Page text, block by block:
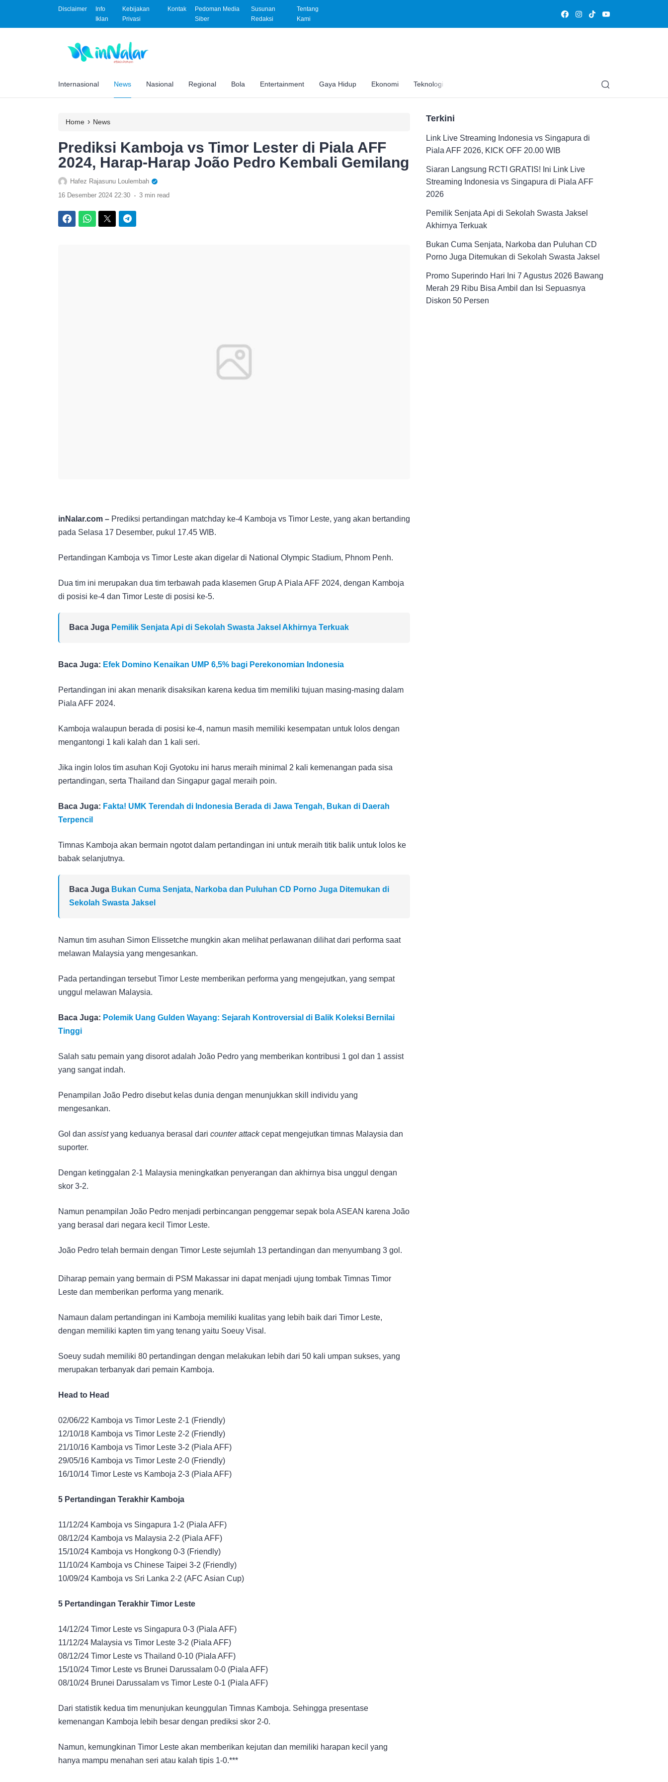
Disclaimer
Info
Iklan
Kebijakan
Privasi
Kontak
Pedoman Media
Siber
Susunan
Redaksi
Tentang
Kami
Internasional News Nasional Regional Bola Entertainment Gaya Hidup Ekonomi Teknologi Edukasi
Home › News
Prediksi Kamboja vs Timor Lester di Piala AFF
2024, Harap-Harap João Pedro Kembali Gemilang
Hafez Rajasunu Loulembah
16 Desember 2024 22:30 . 3 min read
inNalar.com – Prediksi pertandingan matchday ke-4 Kamboja vs Timor Leste, yang akan bertanding
pada Selasa 17 Desember, pukul 17.45 WIB.
Pertandingan Kamboja vs Timor Leste akan digelar di National Olympic Stadium, Phnom Penh.
Dua tim ini merupakan dua tim terbawah pada klasemen Grup A Piala AFF 2024, dengan Kamboja
di posisi ke-4 dan Timor Leste di posisi ke-5.
Baca Juga Pemilik Senjata Api di Sekolah Swasta Jaksel Akhirnya Terkuak
Baca Juga: Efek Domino Kenaikan UMP 6,5% bagi Perekonomian Indonesia
Pertandingan ini akan menarik disaksikan karena kedua tim memiliki tujuan masing-masing dalam
Piala AFF 2024.
Kamboja walaupun berada di posisi ke-4, namun masih memiliki kesempatan untuk lolos dengan
mengantongi 1 kali kalah dan 1 kali seri.
Jika ingin lolos tim asuhan Koji Gyotoku ini harus meraih minimal 2 kali kemenangan pada sisa
pertandingan, serta Thailand dan Singapur gagal meraih poin.
Baca Juga: Fakta! UMK Terendah di Indonesia Berada di Jawa Tengah, Bukan di Daerah
Terpencil
Timnas Kamboja akan bermain ngotot dalam pertandingan ini untuk meraih titik balik untuk lolos ke
babak selanjutnya.
Baca Juga Bukan Cuma Senjata, Narkoba dan Puluhan CD Porno Juga Ditemukan di
Sekolah Swasta Jaksel
Namun tim asuhan Simon Elissetche mungkin akan melihat perlawanan dilihat dari performa saat
melawan Malaysia yang mengesankan.
Pada pertandingan tersebut Timor Leste memberikan performa yang mengejutkan, yang sempat
unggul melawan Malaysia.
Baca Juga: Polemik Uang Gulden Wayang: Sejarah Kontroversial di Balik Koleksi Bernilai
Tinggi
Salah satu pemain yang disorot adalah João Pedro yang memberikan kontribusi 1 gol dan 1 assist
yang sangat indah.
Penampilan João Pedro disebut kelas dunia dengan menunjukkan skill individu yang
mengesankan.
Gol dan assistyang keduanya berasal dari counter attackcepat mengejutkan timnas Malaysia dan
suporter.
Dengan ketinggalan 2-1 Malaysia meningkatkan penyerangan dan akhirnya bisa unggul dengan
skor 3-2.
Namun penampilan João Pedro menjadi perbincangan penggemar sepak bola ASEAN karena João
yang berasal dari negara kecil Timor Leste.
João Pedro telah bermain dengan Timor Leste sejumlah 13 pertandingan dan menyumbang 3 gol.
Diharap pemain yang bermain di PSM Makassar ini dapat menjadi ujung tombak Timnas Timor
Leste dan memberikan performa yang menarik.
Namaun dalam pertandingan ini Kamboja memiliki kualitas yang lebih baik dari Timor Leste,
dengan memiliki kapten tim yang tenang yaitu Soeuy Visal.
Soeuy sudah memiliki 80 pertandingan dengan melakukan lebih dari 50 kali umpan sukses, yang
merupakan terbanyak dari pemain Kamboja.
Head to Head
02/06/22 Kamboja vs Timor Leste 2-1 (Friendly)
12/10/18 Kamboja vs Timor Leste 2-2 (Friendly)
21/10/16 Kamboja vs Timor Leste 3-2 (Piala AFF)
29/05/16 Kamboja vs Timor Leste 2-0 (Friendly)
16/10/14 Timor Leste vs Kamboja 2-3 (Piala AFF)
5 Pertandingan Terakhir Kamboja
11/12/24 Kamboja vs Singapura 1-2 (Piala AFF)
08/12/24 Kamboja vs Malaysia 2-2 (Piala AFF)
15/10/24 Kamboja vs Hongkong 0-3 (Friendly)
11/10/24 Kamboja vs Chinese Taipei 3-2 (Friendly)
10/09/24 Kamboja vs Sri Lanka 2-2 (AFC Asian Cup)
5 Pertandingan Terakhir Timor Leste
14/12/24 Timor Leste vs Singapura 0-3 (Piala AFF)
11/12/24 Malaysia vs Timor Leste 3-2 (Piala AFF)
08/12/24 Timor Leste vs Thailand 0-10 (Piala AFF)
15/10/24 Timor Leste vs Brunei Darussalam 0-0 (Piala AFF)
08/10/24 Brunei Darussalam vs Timor Leste 0-1 (Piala AFF)
Dari statistik kedua tim menunjukan keunggulan Timnas Kamboja. Sehingga presentase
kemenangan Kamboja lebih besar dengan prediksi skor 2-0.
Namun, kemungkinan Timor Leste akan memberikan kejutan dan memiliki harapan kecil yang
hanya mampu menahan seri atau kalah tipis 1-0.***
Terkini
Link Live Streaming Indonesia vs Singapura di
Piala AFF 2026, KICK OFF 20.00 WIB
Siaran Langsung RCTI GRATIS! Ini Link Live
Streaming Indonesia vs Singapura di Piala AFF
2026
Pemilik Senjata Api di Sekolah Swasta Jaksel
Akhirnya Terkuak
Bukan Cuma Senjata, Narkoba dan Puluhan CD
Porno Juga Ditemukan di Sekolah Swasta Jaksel
Promo Superindo Hari Ini 7 Agustus 2026 Bawang
Merah 29 Ribu Bisa Ambil dan Isi Sepuasnya
Diskon 50 Persen